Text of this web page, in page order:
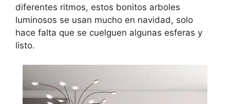
diferentes ritmos, estos bonitos arboles
luminosos se usan mucho en navidad, solo
hace falta que se cuelguen algunas esferas y
listo.